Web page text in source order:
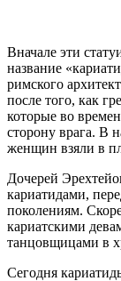
Вначале эти
название
римского
после того, как
которые во
сторону врага. В
женщин взяли в
Дочерей
кариатидами,
поколениям.
кариатскими
танцовщицами в
Сегодня